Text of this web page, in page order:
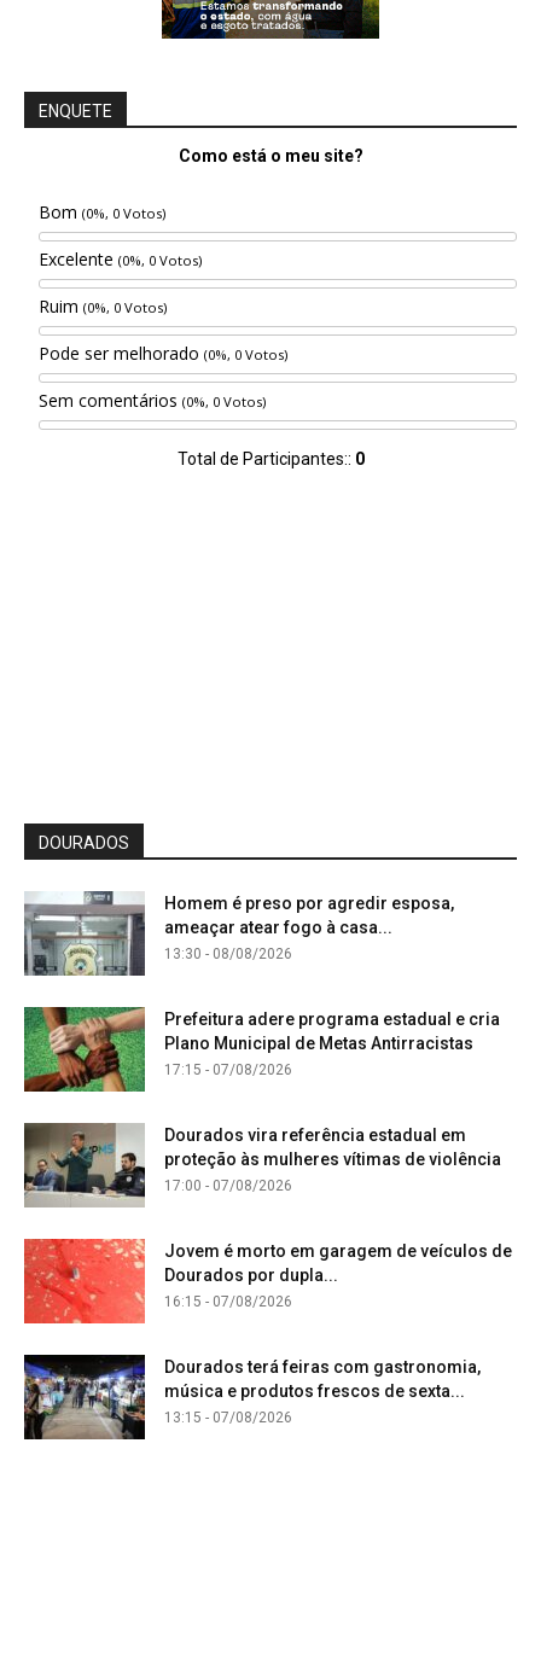
ENQUETE
Como está o meu site?
Bom (0%, 0 Votos)
Excelente (0%, 0 Votos)
Ruim (0%, 0 Votos)
Pode ser melhorado (0%, 0 Votos)
Sem comentários (0%, 0 Votos)
Total de Participantes:: 0
DOURADOS
Homem é preso por agredir esposa,
ameaçar atear fogo à casa...
13:30 - 08/08/2026
Prefeitura adere programa estadual e cria
Plano Municipal de Metas Antirracistas
17:15 - 07/08/2026
Dourados vira referência estadual em
proteção às mulheres vítimas de violência
17:00 - 07/08/2026
Jovem é morto em garagem de veículos de
Dourados por dupla...
16:15 - 07/08/2026
Dourados terá feiras com gastronomia,
música e produtos frescos de sexta...
13:15 - 07/08/2026